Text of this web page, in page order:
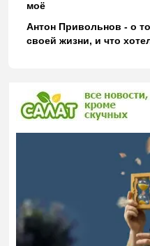
моё
Антон Привольнов - о
своей жизни, и что